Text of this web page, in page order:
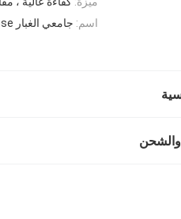
اسم: جامعي الغبار Baghouse المحجر وحقيبة التصفية ، حقيبة جمع الغبار